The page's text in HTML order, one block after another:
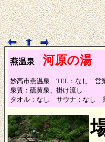
燕温泉 河原の湯
妙高市燕温泉 TEL：なし 営
泉質：硫黄泉、掛け流し
タオル：なし サウナ：なし